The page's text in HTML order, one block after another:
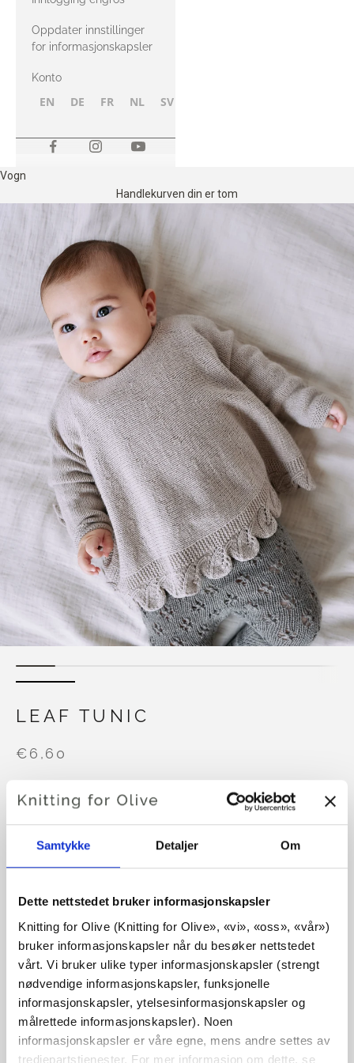
Samtykke Detaljer Om
Dette nettstedet bruker informasjonskapsler
Knitting for Olive (Knitting for Olive», «vi», «oss», «vår»)
bruker informasjonskapsler når du besøker nettstedet
vårt. Vi bruker ulike typer informasjonskapsler (strengt
nødvendige informasjonskapsler, funksjonelle
informasjonskapsler, ytelsesinformasjonskapsler og
målrettede informasjonskapsler). Noen
informasjonskapsler er våre egne, mens andre settes av
tredjepartstjenester. For mer informasjon om dette, se
Oppdater innstillinger
for informasjonskapsler
Konto
EN DE FR NL SV
Vogn
Handlekurven din er tom
LEAF TUNIC
€6,60
SPRÅK VELG SPRÅK
Kjøp av garn?
JEG VIL GJERNE KJØPE GARN TIL MØNSTERET
3-6 MÅNEDER 9-12 MÅNEDER
12-18 MÅNEDER 2 ÅR 3-4 ÅR
LEGG I HANDLEKURVEN
Bruk€100,0mer og få gratis frakt innen EU!
Bestillinger som legges inn før kl. 13.00 norsk tid,